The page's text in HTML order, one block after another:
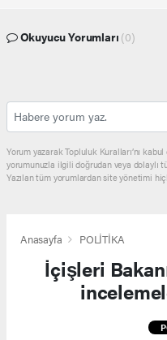
Okuyucu Yorumları (0)
Yorum yazarak Topluluk Kuralları’nı
yorumunuzla ilgili doğrudan veya dolaylı
Yazılan tüm yorumlardan site yönetimi
Anasayfa POLİTİKA
İçişleri